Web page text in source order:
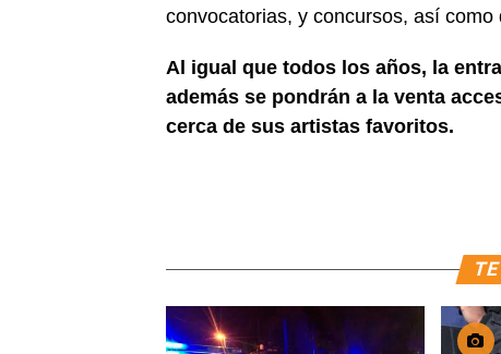
convocatorias, y concursos, así
Al igual que todos los años, la
además se pondrán a la venta
cerca de sus artistas favoritos.